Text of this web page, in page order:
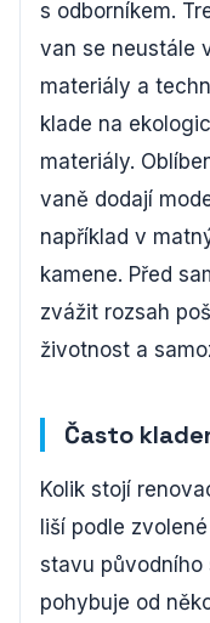
s odborníkem.
van se neustále
materiály a
klade na
materiály.
vaně dodají
například v
kamene. Před
zvážit rozsah
životnost a
Často
Kolik stojí
liší podle
stavu původního
pohybuje od